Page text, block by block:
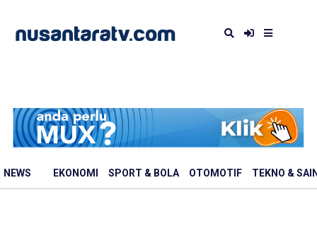
NEWS EKONOMI SPORT & BOLA OTOMOTIF TEKNO &